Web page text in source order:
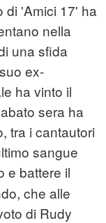
di 'Amici 17' ha
nella
una sfida
ex-
ha vinto il
sera ha
tra i cantautori
sangue
e battere il
che alle
di Rudy